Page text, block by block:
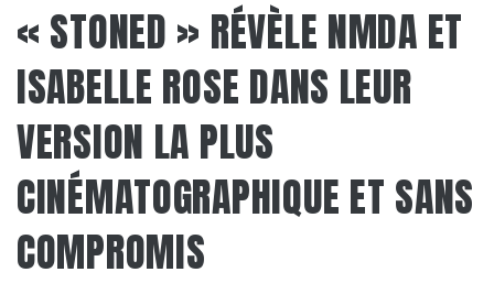
« STONED » RÉVÈLE NMDA ET
ISABELLE ROSE DANS LEUR
VERSION LA PLUS
CINÉMATOGRAPHIQUE ET SANS
COMPROMIS